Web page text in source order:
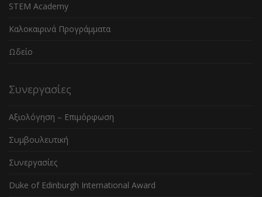
STEM Academy
Καλοκαιρινά Προγράμματα
Ωδείο
Συνεργασίες
Αξιολόγηση – Επιμόρφωση
Συμβουλευτική
Συνεργασίες
Duke of Edinburgh International Award